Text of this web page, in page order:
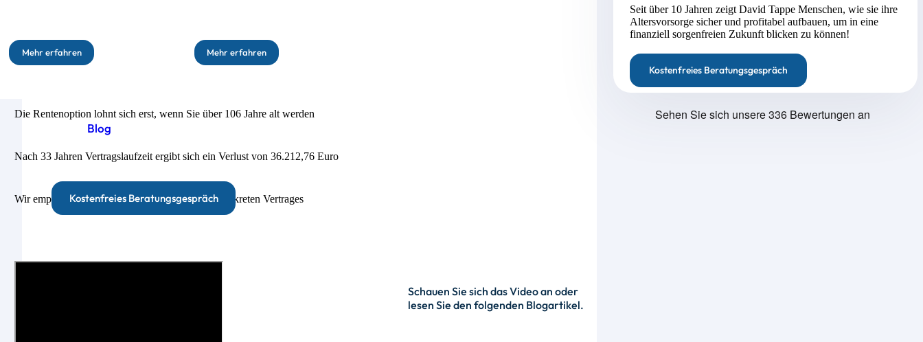
Mehr erfahren Mehr erfahren
Blog
Kostenfreies Beratungsgespräch
Die Rentenoption lohnt sich erst, wenn Sie über 106 Jahre alt werden
Nach 33 Jahren Vertragslaufzeit ergibt sich ein Verlust von 36.212,76 Euro
Wir empfehlen eine individuelle Prüfung Ihres konkreten Vertrages
Schauen Sie sich das Video an oder
lesen Sie den folgenden Blogartikel.
Seit über 10 Jahren zeigt David Tappe Menschen, wie sie ihre
Altersvorsorge sicher und profitabel aufbauen, um in eine
finanziell sorgenfreien Zukunft blicken zu können!
Kostenfreies Beratungsgespräch